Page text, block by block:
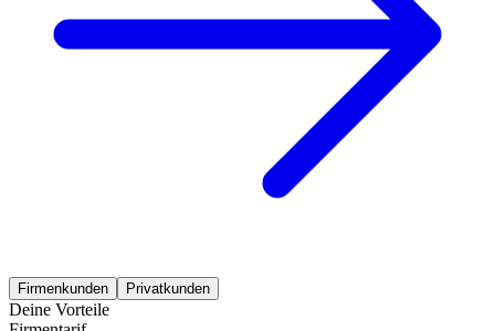
Firmenkunden Privatkunden
Deine Vorteile